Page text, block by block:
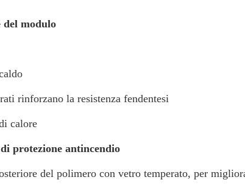
del modulo
rinforzano la resistenza fendentesi
calore
protezione antincendio
del polimero con vetro temperato, per